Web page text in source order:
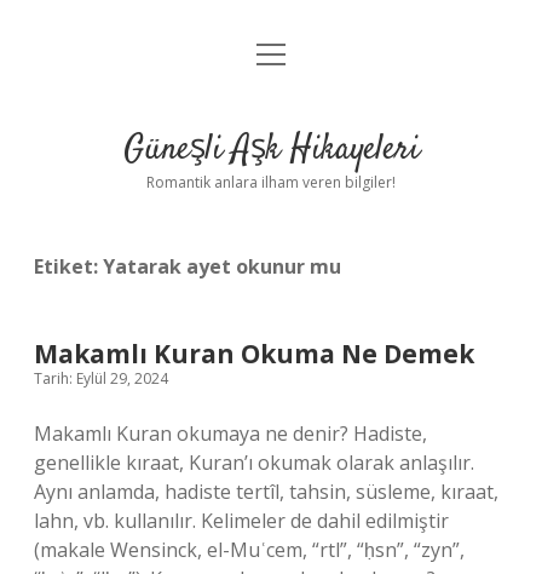
Anasayfa
Yasal Uyarı
menüyü
Güneşli Aşk Hikayeleri
Romantik anlara ilham veren bilgiler!
Etiket:Yatarak ayet okunur mu
Makamlı Kuran Okuma Ne Demek
Tarih: Eylül 29, 2024
Makamlı Kuran okumaya ne denir? Hadiste,
genellikle kıraat, Kuran’ı okumak olarak anlaşılır.
Aynı anlamda, hadiste tertîl, tahsin, süsleme, kıraat,
lahn, vb. kullanılır. Kelimeler de dahil edilmiştir
(makale Wensinck, el-Muʿcem, “rtl”, “ḥsn”, “zyn”,